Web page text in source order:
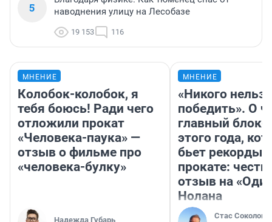
5
наводнения улицу на Лесобазе
19 153 116
МНЕНИЕ
Колобок-колобок, я
тебя боюсь! Ради чего
отложили прокат
«Человека-паука» —
отзыв о фильме про
«человека-булку»
Надежда Губарь
МНЕНИЕ
«Никого нельзя
победить». О
главный
этого года,
бьет рекорды в
прокате:
отзыв на
Нолана
Стас Соколов